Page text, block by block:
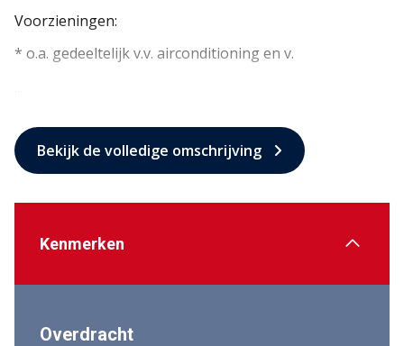
Voorzieningen:
* o.a. gedeeltelijk v.v. airconditioning en v.
Bekijk de volledige omschrijving
Kenmerken
Overdracht